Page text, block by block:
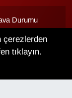
Durumu
Yoğunluk
çerezlerden
tıklayın.